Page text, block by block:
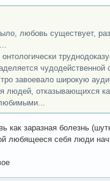
любовь существует,
чудодейственной
завоевало широкую
людей, отказывающихся
как заразная болезнь
любящееся себя люди